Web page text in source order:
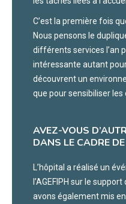
C’est la première fois
Nous pensons le
différents services l’an
intéressante autant
découvrent un
que pour sensibiliser les
AVEZ-VOUS
DANS LE CADRE
L’hôpital a réalisé un
l’AGEFIPH sur le
avons également mis